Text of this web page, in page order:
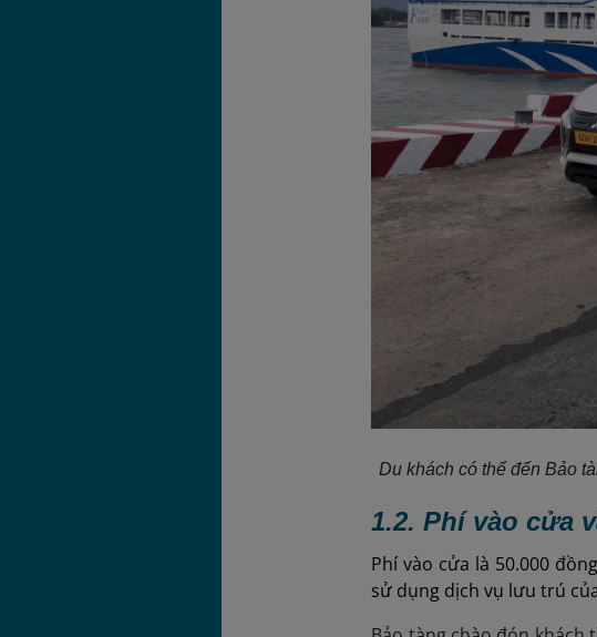
Du khách có thể đến Bảo
1.2. Phí vào cửa
Phí vào cửa là 50.000
sử dụng dịch vụ lưu trú